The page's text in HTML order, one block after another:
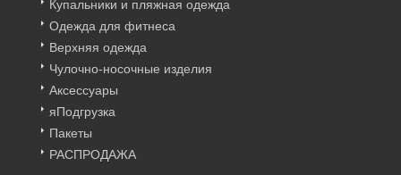
Купальники и пляжная одежда
Одежда для фитнеса
Верхняя одежда
Чулочно-носочные изделия
Аксессуары
яПодгрузка
Пакеты
РАСПРОДАЖА